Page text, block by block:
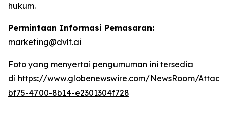
hukum.
Permintaan Informasi Pemasaran:
marketing@dvlt.ai
Foto yang menyertai pengumuman ini tersedia
di https://www.globenewswire.com/NewsRoom/
bf75-4700-8b14-e2301304f728